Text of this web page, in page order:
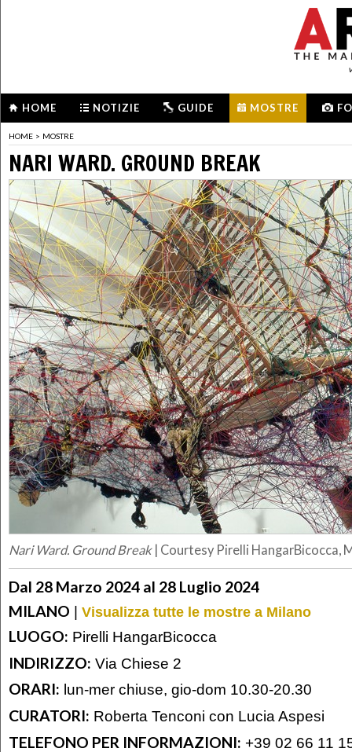
HOME NOTIZIE GUIDE MOSTRE
HOME > MOSTRE
NARI WARD. GROUND BREAK
Nari Ward. Ground Break| Courtesy Pirelli HangarBicocca,
Dal 28 Marzo 2024 al 28 Luglio 2024
MILANO | Visualizza tutte le mostre a Milano
LUOGO: Pirelli HangarBicocca
INDIRIZZO: Via Chiese 2
ORARI: lun-mer chiuse, gio-dom 10.30-20.30
CURATORI: Roberta Tenconi con Lucia Aspesi
TELEFONO PER INFORMAZIONI: +39 02 66 11